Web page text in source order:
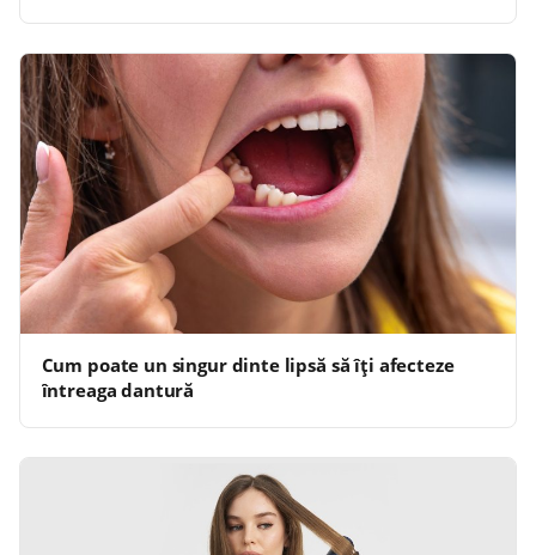
Cum poate un singur dinte lipsă să îți afecteze
întreaga dantură